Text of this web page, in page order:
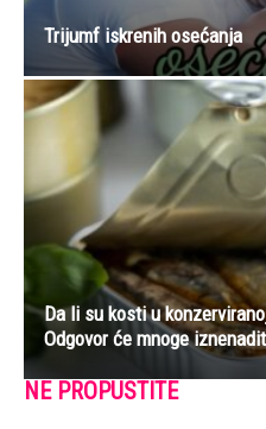
Trijumf iskrenih osećanja
Da li su kosti u
Odgovor će mnoge
NE PROPUSTITE